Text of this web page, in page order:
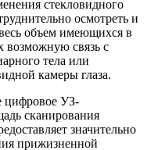
стекловидного
осмотреть и
объем имеющихся в
возможную связь с
тела или
камеры глаза.
цифровое УЗ-
сканирования
значительно
прижизненной